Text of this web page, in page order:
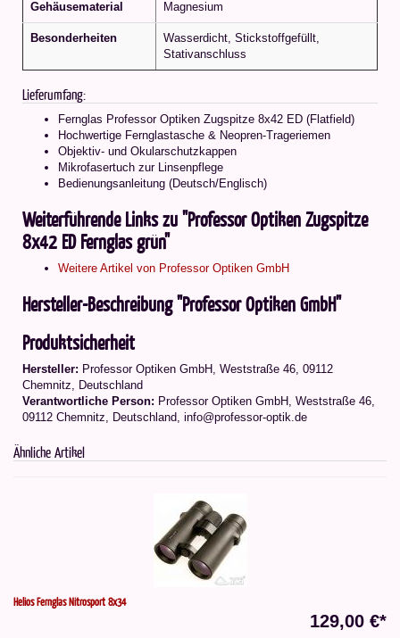
Gehäusematerial Magnesium
Besonderheiten
Wasserdicht, Stickstoffgefüllt,
Stativanschluss
Lieferumfang:
Fernglas Professor Optiken Zugspitze 8x42 ED (Flatfield)
Hochwertige Fernglastasche & Neopren-Trageriemen
Objektiv- und Okularschutzkappen
Mikrofasertuch zur Linsenpflege
Bedienungsanleitung (Deutsch/Englisch)
Weiterführende Links zu "Professor Optiken Zugspitze
8x42 ED Fernglas grün"
Weitere Artikel von Professor Optiken GmbH
Hersteller-Beschreibung "Professor Optiken GmbH"
Produktsicherheit
Hersteller: Professor Optiken GmbH, Weststraße 46, 09112
Chemnitz, Deutschland
Verantwortliche Person: Professor Optiken GmbH, Weststraße 46,
09112 Chemnitz, Deutschland, info@professor-optik.de
Ähnliche Artikel
Helios Fernglas Nitrosport 8x34
129,00 €*